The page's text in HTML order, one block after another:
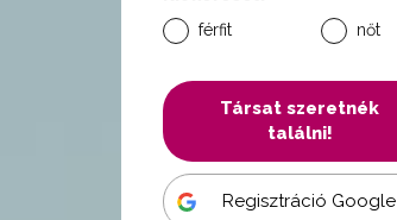
férfit
nőt
Társat szeretnék
találni!
Regisztráció Google